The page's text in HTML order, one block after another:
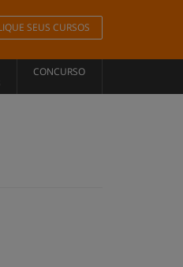
SEUS CURSOS
CONCURSO